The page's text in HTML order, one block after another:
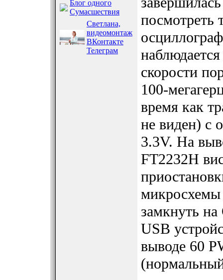
Блог одного
Сумасшествия
Светлана,
видеомонтаж
ВКонтакте
Телеграм
посмотреть
скорости
100-
время как
не виден) с
3.3V. На
FT2232H
замкнуть
USB
выводе 60